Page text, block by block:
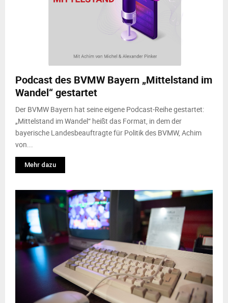
N
U
Podcast des BVMW Bayern „Mittelstand im
Wandel“ gestartet
Der BVMW Bayern hat seine eigene Podcast-Reihe gestartet:
„Mittelstand im Wandel“ heißt das Format, in dem der
bayerische Landesbeauftragte für Politik des BVMW, Achim
von...
Mehr dazu